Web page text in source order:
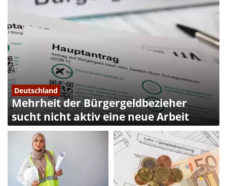
Deutschland
Mehrheit der Bürgergeldbezieher
sucht nicht aktiv eine neue Arbeit